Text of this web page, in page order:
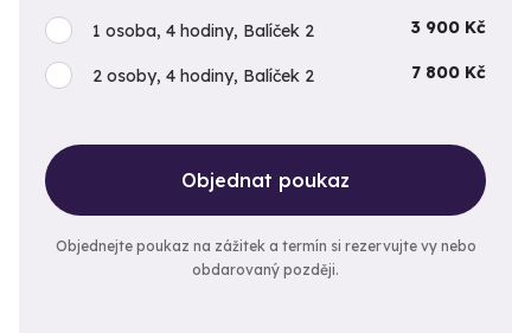
1 osoba, 4 hodiny, Balíček 2 3 900 Kč
2 osoby, 4 hodiny, Balíček 2 7 800 Kč
Objednat poukaz
Objednejte poukaz na zážitek a termín si rezervujte vy nebo
obdarovaný později.